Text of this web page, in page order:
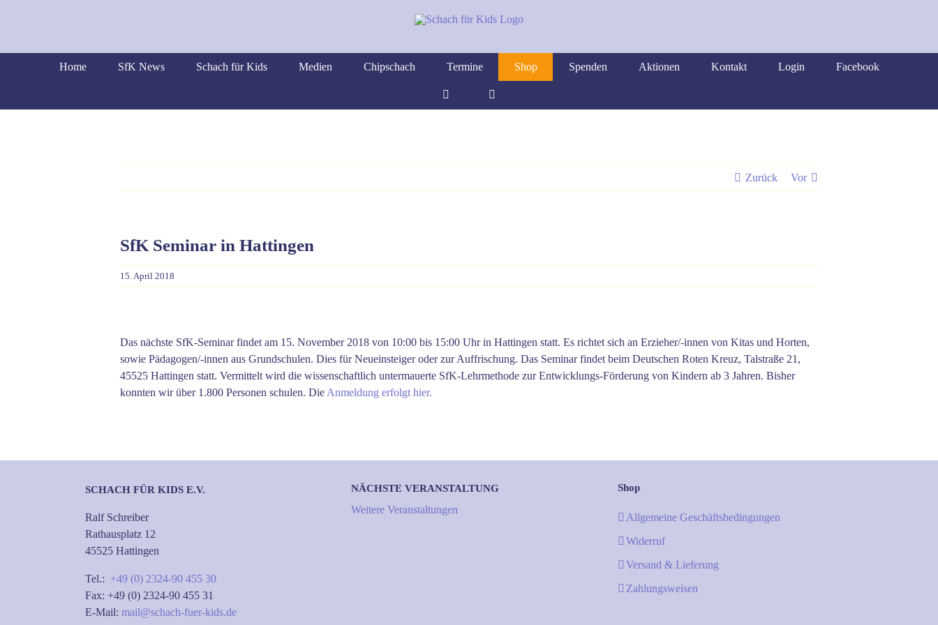
Home SfK News Schach für Kids Medien Chipschach Termine Shop Spenden Aktionen Kontakt Login Facebook
Zurück Vor
SfK Seminar in Hattingen
15. April 2018
Bild
Das nächste SfK-Seminar findet am 15. November 2018 von 10:00 bis 15:00 Uhr in Hattingen statt. Es richtet sich an Erzieher/-innen von Kitas und Horten,
sowie Pädagogen/-innen aus Grundschulen. Dies für Neueinsteiger oder zur Auffrischung. Das Seminar findet beim Deutschen Roten Kreuz, Talstraße 21,
45525 Hattingen statt. Vermittelt wird die wissenschaftlich untermauerte SfK-Lehrmethode zur Entwicklungs-Förderung von Kindern ab 3 Jahren. Bisher
konnten wir über 1.800 Personen schulen. Die Anmeldung erfolgt hier.
SCHACH FÜR KIDS E.V.
Ralf Schreiber
Rathausplatz 12
45525 Hattingen
Tel.: +49 (0) 2324-90 455 30
Fax: +49 (0) 2324-90 455 31
E-Mail: mail@schach-fuer-kids.de
NÄCHSTE VERANSTALTUNG
Weitere Veranstaltungen
Shop
Allgemeine Geschäftsbedingungen
Widerruf
Versand & Lieferung
Zahlungsweisen